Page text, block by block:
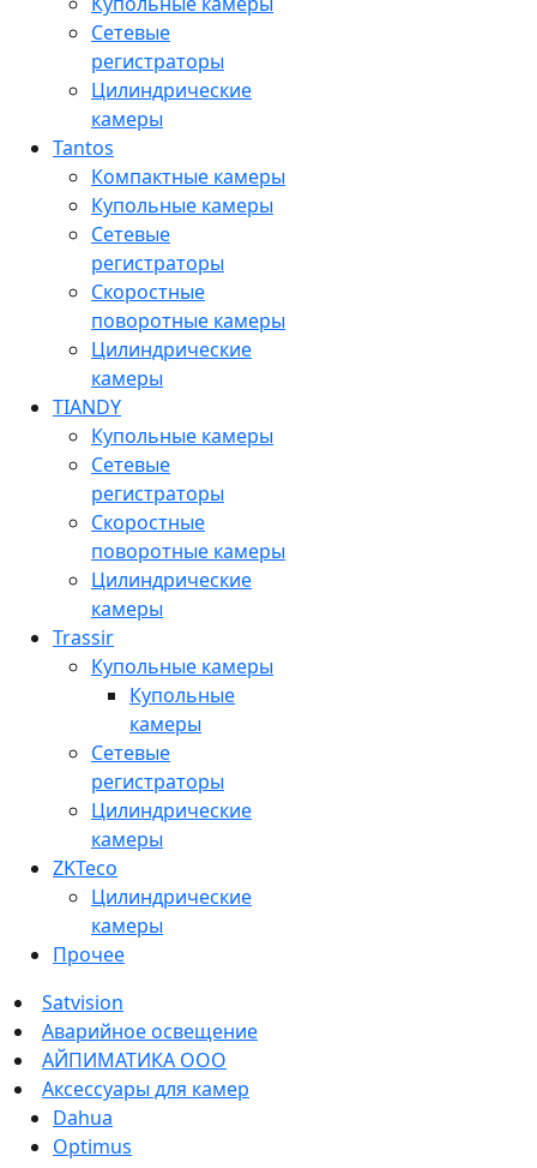
Сетевые
регистраторы
Цилиндрические
камеры
Tantos
Компактные камеры
Купольные камеры
Сетевые
регистраторы
Скоростные
поворотные камеры
Цилиндрические
камеры
TIANDY
Купольные камеры
Сетевые
регистраторы
Скоростные
поворотные камеры
Цилиндрические
камеры
Trassir
Купольные камеры
Купольные
камеры
Сетевые
регистраторы
Цилиндрические
камеры
ZKTeco
Цилиндрические
камеры
Прочее
Satvision
Аварийное освещение
АЙПИМАТИКА ООО
Аксессуары для камер
Dahua
Optimus